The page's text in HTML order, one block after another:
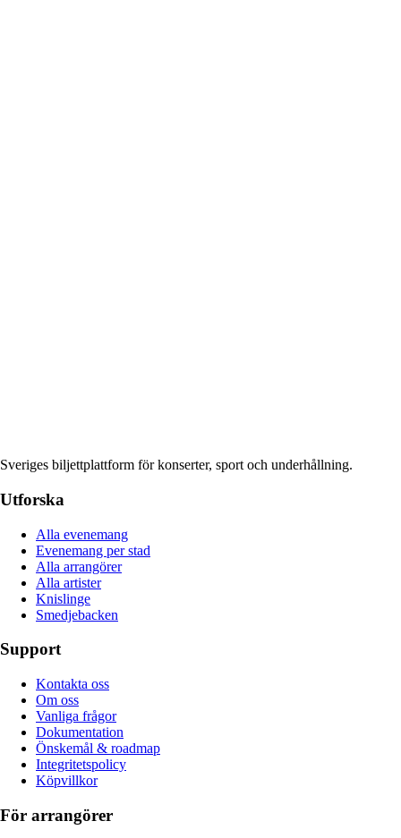
Sveriges biljettplattform för konserter, sport och underhållning.
Utforska
Alla evenemang
Evenemang per stad
Alla arrangörer
Alla artister
Knislinge
Smedjebacken
Support
Kontakta oss
Om oss
Vanliga frågor
Dokumentation
Önskemål & roadmap
Integritetspolicy
Köpvillkor
För arrangörer